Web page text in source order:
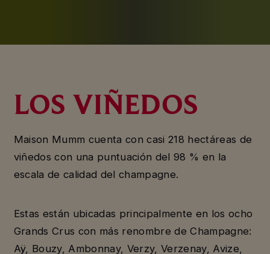
LOS VIÑEDOS
Maison Mumm cuenta con casi 218 hectáreas de
viñedos con una puntuación del 98 % en la
escala de calidad del champagne.
Estas están ubicadas principalmente en los ocho
Grands Crus con más renombre de Champagne:
Aÿ, Bouzy, Ambonnay, Verzy, Verzenay, Avize,